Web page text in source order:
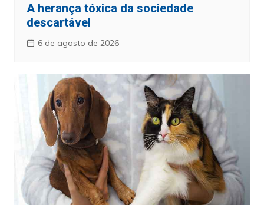
A herança tóxica da sociedade
descartável
6 de agosto de 2026